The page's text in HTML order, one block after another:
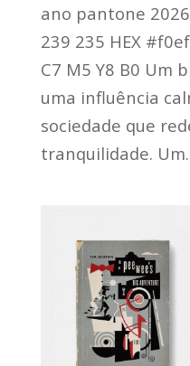
ano pantone
239 235 HEX
C7 M5 Y8 B0 Um
uma influência
sociedade que
tranquilidade.